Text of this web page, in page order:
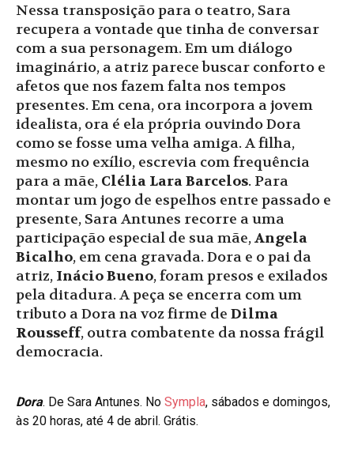
Nessa transposição para o teatro, Sara
recupera a vontade que tinha de conversar
com a sua personagem. Em um diálogo
imaginário, a atriz parece buscar conforto e
afetos que nos fazem falta nos tempos
presentes. Em cena, ora incorpora a jovem
idealista, ora é ela própria ouvindo Dora
como se fosse uma velha amiga. A filha,
mesmo no exílio, escrevia com frequência
para a mãe, Clélia Lara Barcelos. Para
montar um jogo de espelhos entre passado e
presente, Sara Antunes recorre a uma
participação especial de sua mãe,Angela
Bicalho, em cena gravada. Dora e o pai da
atriz, Inácio Bueno, foram presos e exilados
pela ditadura. A peça se encerra com um
tributo a Dora na voz firme de Dilma
Rousseff, outra combatente da nossa frágil
democracia.
Dora. De Sara Antunes. No Sympla, sábados e domingos,
às 20 horas, até 4 de abril. Grátis.